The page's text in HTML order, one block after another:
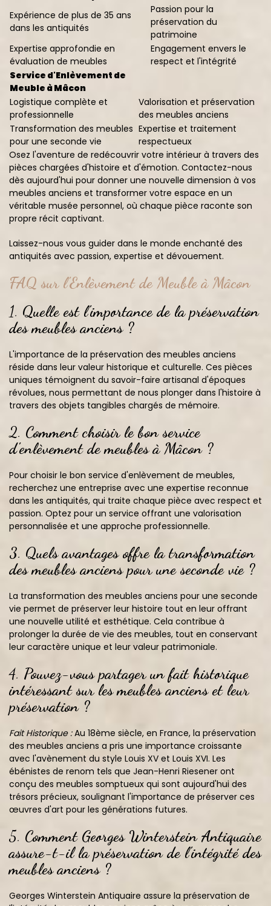
Expérience de plus de 35 ans
dans les antiquités
Passion pour la
préservation du
patrimoine
Expertise approfondie en
évaluation de meubles
Engagement envers le
respect et l'intégrité
Service d'Enlèvement de
Meuble à Mâcon
Logistique complète et
professionnelle
Valorisation et préservation
des meubles anciens
Transformation des meubles
pour une seconde vie
Expertise et traitement
respectueux
Osez l'aventure de redécouvrir votre intérieur à travers des
pièces chargées d'histoire et d'émotion. Contactez-nous
dès aujourd'hui pour donner une nouvelle dimension à vos
meubles anciens et transformer votre espace en un
véritable musée personnel, où chaque pièce raconte son
propre récit captivant.
Laissez-nous vous guider dans le monde enchanté des
antiquités avec passion, expertise et dévouement.
FAQ sur l'Enlèvement de Meuble à Mâcon
1. Quelle est l'importance de la préservation
des meubles anciens ?
L'importance de la préservation des meubles anciens
réside dans leur valeur historique et culturelle. Ces pièces
uniques témoignent du savoir-faire artisanal d'époques
révolues, nous permettant de nous plonger dans l'histoire à
travers des objets tangibles chargés de mémoire.
2. Comment choisir le bon service
d'enlèvement de meubles à Mâcon ?
Pour choisir le bon service d'enlèvement de meubles,
recherchez une entreprise avec une expertise reconnue
dans les antiquités, qui traite chaque pièce avec respect et
passion. Optez pour un service offrant une valorisation
personnalisée et une approche professionnelle.
3. Quels avantages offre la transformation
des meubles anciens pour une seconde vie ?
La transformation des meubles anciens pour une seconde
vie permet de préserver leur histoire tout en leur offrant
une nouvelle utilité et esthétique. Cela contribue à
prolonger la durée de vie des meubles, tout en conservant
leur caractère unique et leur valeur patrimoniale.
4. Pouvez-vous partager un fait historique
intéressant sur les meubles anciens et leur
préservation ?
Fait Historique :Au 18ème siècle, en France, la préservation
des meubles anciens a pris une importance croissante
avec l'avènement du style Louis XV et Louis XVI. Les
ébénistes de renom tels que Jean-Henri Riesener ont
conçu des meubles somptueux qui sont aujourd'hui des
trésors précieux, soulignant l'importance de préserver ces
œuvres d'art pour les générations futures.
5. Comment Georges Winterstein Antiquaire
assure-t-il la préservation de l'intégrité des
meubles anciens ?
Georges Winterstein Antiquaire assure la préservation de